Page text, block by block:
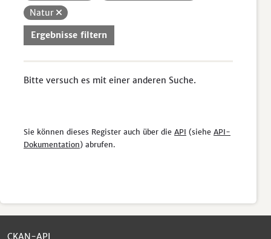
Natur
Ergebnisse filtern
Bitte versuch es mit einer anderen Suche.
Sie können dieses Register auch über die API (siehe API-
Dokumentation) abrufen.
CKAN-API